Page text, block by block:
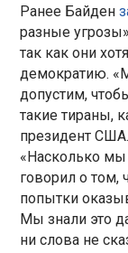
Ранее Байден
разные
так как они
демократию.
допустим,
такие тираны,
президент США.
«Насколько
говорил о том,
попытки
Мы знали это
ни слова не